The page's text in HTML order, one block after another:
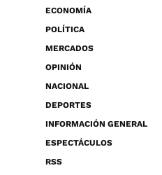
ECONOMÍA
POLÍTICA
MERCADOS
OPINIÓN
NACIONAL
DEPORTES
INFORMACIÓN GENERAL
ESPECTÁCULOS
RSS